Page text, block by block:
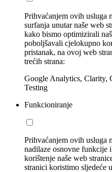
Prihvaćanjem ovih usluga
surfanja unutar naše web
kako bismo optimizirali
poboljšavali cjelokupno
pristanak, na ovoj web
trećih strana:
Google Analytics, Clarity,
Testing
Funkcioniranje
Prihvaćanjem ovih usluga
nadilaze osnovne funkcije
korištenje naše web
stranici koristimo sljedeće